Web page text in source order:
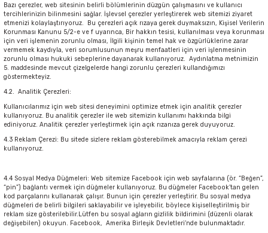
Bazı çerezler, web sitesinin belirli bölümlerinin düzgün çalışmasını ve kullanıcı
tercihlerinizin bilinmesini sağlar. İşlevsel çerezler yerleştirerek web sitemizi ziyaret
etmenizi kolaylaştırıyoruz. Bu çerezleri açık rızaya gerek duymaksızın, Kişisel Verilerin
Korunması Kanunu 5/2-e ve f uyarınca, Bir hakkın tesisi, kullanılması veya korunması
için veri işlemenin zorunlu olması, İlgili kişinin temel hak ve özgürlüklerine zarar
vermemek kaydıyla, veri sorumlusunun meşru menfaatleri için veri işlenmesinin
zorunlu olması hukuki sebeplerine dayanarak kullanıyoruz. Aydınlatma metnimizin
5. maddesinde mevcut çizelgelerde hangi zorunlu çerezleri kullandığımızı
göstermekteyiz.
4.2. Analitik Çerezleri:
Kullanıcılarımız için web sitesi deneyimini optimize etmek için analitik çerezler
kullanıyoruz. Bu analitik çerezler ile web sitemizin kullanımı hakkında bilgi
ediniyoruz. Analitik çerezler yerleştirmek için açık rızanıza gerek duyuyoruz.
4.3 Reklam Çerezi: Bu sitede sizlere reklam gösterebilmek amacıyla reklam çerezi
kullanıyoruz.
4.4 Sosyal Medya Düğmeleri: Web sitemize Facebook için web sayfalarına (ör. “Beğen”,
“pin”) bağlantı vermek için düğmeler kullanıyoruz. Bu düğmeler Facebook’tan gelen
kod parçalarını kullanarak çalışır. Bunun için çerezler yerleştirir. Bu sosyal medya
düğmeleri de belirli bilgileri saklayabilir ve işleyebilir, böylece kişiselleştirilmiş bir
reklam size gösterilebilir.Lütfen bu sosyal ağların gizlilik bildirimini (düzenli olarak
değişebilen) okuyun. Facebook, Amerika Birleşik Devletleri’nde bulunmaktadır.